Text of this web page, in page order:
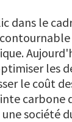
dans le
les
le coût
carbone
une société